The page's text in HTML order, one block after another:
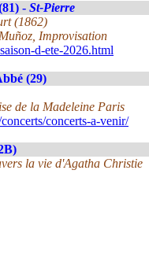
- St-Pierre
(1862)
Improvisation
d-ete-2026.html
(29)
de la Madeleine Paris
concerts-a-venir/
la vie d'Agatha Christie